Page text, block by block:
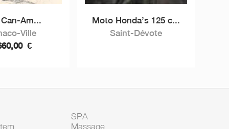
Am...
Ville
€
Moto Honda’s 125 c...
Saint-Dévote
SPA
Massage